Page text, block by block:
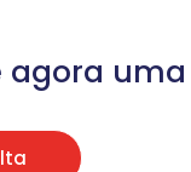
agora uma